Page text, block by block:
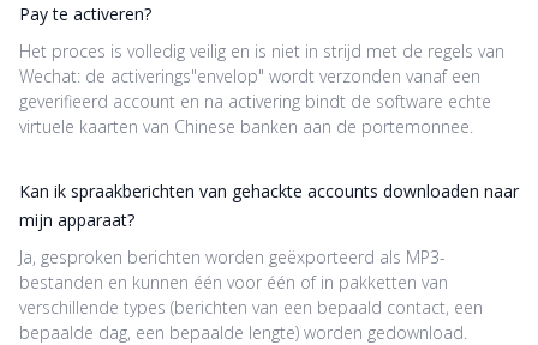
Pay te activeren?
Het proces is volledig veilig en is niet in strijd met de regels van
Wechat: de activerings"envelop" wordt verzonden vanaf een
geverifieerd account en na activering bindt de software echte
virtuele kaarten van Chinese banken aan de portemonnee.
Kan ik spraakberichten van gehackte accounts downloaden naar
mijn apparaat?
Ja, gesproken berichten worden geëxporteerd als MP3-
bestanden en kunnen één voor één of in pakketten van
verschillende types (berichten van een bepaald contact, een
bepaalde dag, een bepaalde lengte) worden gedownload.